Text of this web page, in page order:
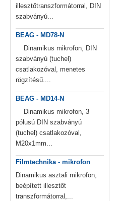
illesztőtranszformátorral, DIN
szabványú...
BEAG - MD78-N
Dinamikus mikrofon, DIN
szabványú (tuchel)
csatlakozóval, menetes
rögzítésű....
BEAG - MD14-N
Dinamikus mikrofon, 3
pólusú DIN szabványú
(tuchel) csatlakozóval,
M20x1mm...
Filmtechnika - mikrofon
Dinamikus asztali mikrofon,
beépített illesztőt
transzformátorral,...